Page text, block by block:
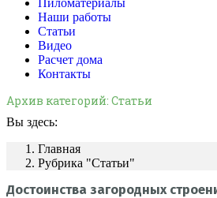
Пиломатериалы
Наши работы
Статьи
Видео
Расчет дома
Контакты
Архив категорий: Статьи
Вы здесь:
Главная
Рубрика "Статьи"
Достоинства загородных